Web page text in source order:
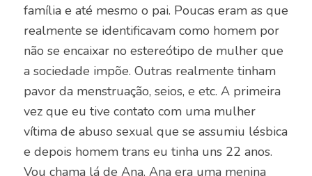
família e até mesmo o pai. Poucas eram as que
realmente se identificavam como homem por
não se encaixar no estereótipo de mulher que
a sociedade impõe. Outras realmente tinham
pavor da menstruação, seios, e etc. A primeira
vez que eu tive contato com uma mulher
vítima de abuso sexual que se assumiu lésbica
e depois homem trans eu tinha uns 22 anos.
Vou chama lá de Ana. Ana era uma menina